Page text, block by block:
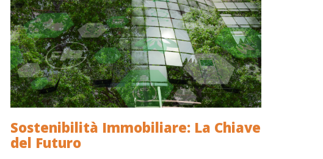
Sostenibilità Immobiliare: La Chiave
del Futuro